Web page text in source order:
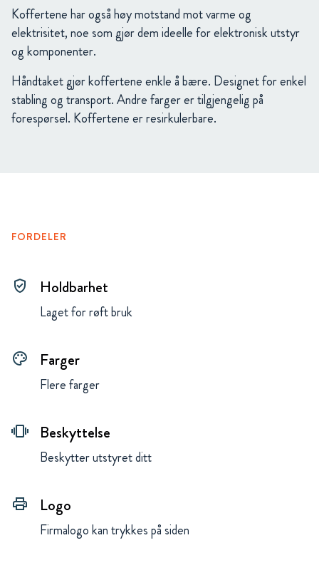
Koffertene har også høy motstand mot varme og
elektrisitet, noe som gjør dem ideelle for elektronisk utstyr
og komponenter.
Håndtaket gjør koffertene enkle å bære. Designet for enkel
stabling og transport. Andre farger er tilgjengelig på
forespørsel. Koffertene er resirkulerbare.
FORDELER
gpp_good Holdbarhet
Laget for røft bruk
palette Farger
Flere farger
vibration Beskyttelse
Beskytter utstyret ditt
print Logo
Firmalogo kan trykkes på siden